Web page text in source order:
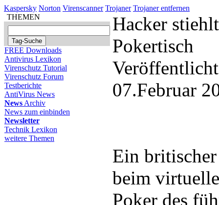
Kaspersky Norton Virenscanner Trojaner Trojaner entfernen
THEMEN
FREE Downloads
Antivirus Lexikon
Virenschutz Tutorial
Virenschutz Forum
Testberichte
AntiVirus News
News Archiv
News zum einbinden
Newsletter
Technik Lexikon
weitere Themen
Hacker
Pokertisch
07.Februar
Ein
beim
Poker des